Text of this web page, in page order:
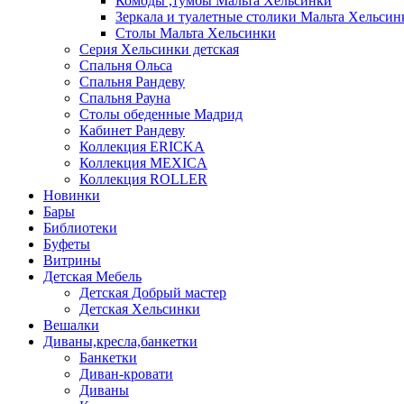
Зеркала и туалетные столики Мальта
Столы Мальта Хельсинки
Серия Хельсинки детская
Спальня Ольса
Спальня Рандеву
Спальня Рауна
Столы обеденные Мадрид
Кабинет Рандеву
Коллекция ERICKA
Коллекция MEXICA
Коллекция ROLLER
Новинки
Бары
Библиотеки
Буфеты
Витрины
Детская Мебель
Детская Добрый мастер
Детская Хельсинки
Вешалки
Диваны,кресла,банкетки
Банкетки
Диван-кровати
Диваны